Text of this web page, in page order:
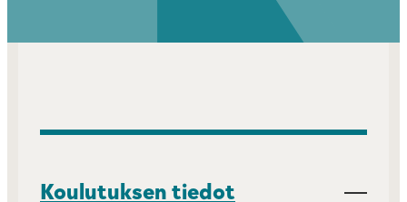
Koulutuksen tiedot